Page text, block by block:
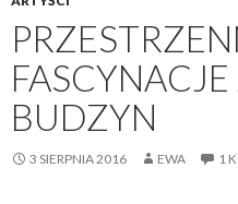
BUDZYN
3 SIERPNIA 2016 EWA 1